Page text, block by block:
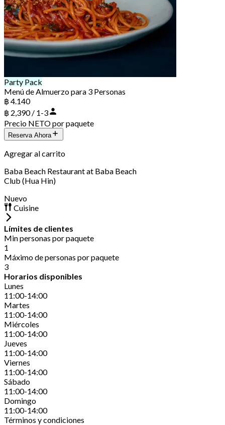
Party Pack
Menú de Almuerzo para 3 Personas
฿ 4.140
฿ 2,390 / 1-3
Precio NETO por paquete
Reserva Ahora
Agregar al carrito
Baba Beach Restaurant at Baba Beach
Club (Hua Hin)
Nuevo
Cuisine
Límites de clientes
Min personas por paquete
1
Máximo de personas por paquete
3
Horarios disponibles
Lunes
11:00-14:00
Martes
11:00-14:00
Miércoles
11:00-14:00
Jueves
11:00-14:00
Viernes
11:00-14:00
Sábado
11:00-14:00
Domingo
11:00-14:00
Términos y condiciones